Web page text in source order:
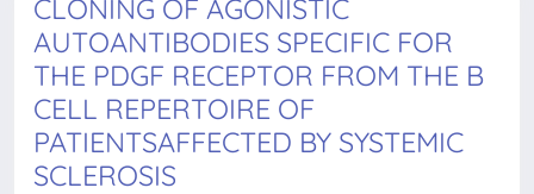
CLONING OF AGONISTIC
AUTOANTIBODIES SPECIFIC FOR
THE PDGF RECEPTOR FROM THE B
CELL REPERTOIRE OF
PATIENTSAFFECTED BY SYSTEMIC
SCLEROSIS